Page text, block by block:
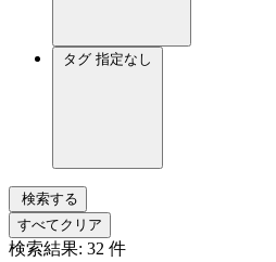
タグ 指定なし
検索する
すべてクリア
検索結果: 32 件